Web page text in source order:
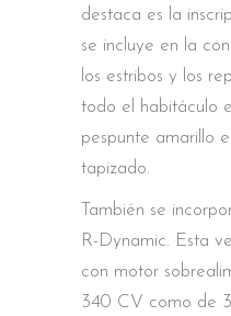
destaca es la
se incluye en la
los estribos y los
todo el habitáculo
pespunte amarillo
tapizado.
También se
R-Dynamic. Esta
con motor
340 CV como de